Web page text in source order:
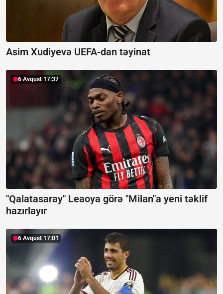
Asim Xudiyevə UEFA-dan təyinat
6 Avqust 17:37
"Qalatasaray" Leaoya görə "Milan"a yeni təklif
hazırlayır
6 Avqust 17:01